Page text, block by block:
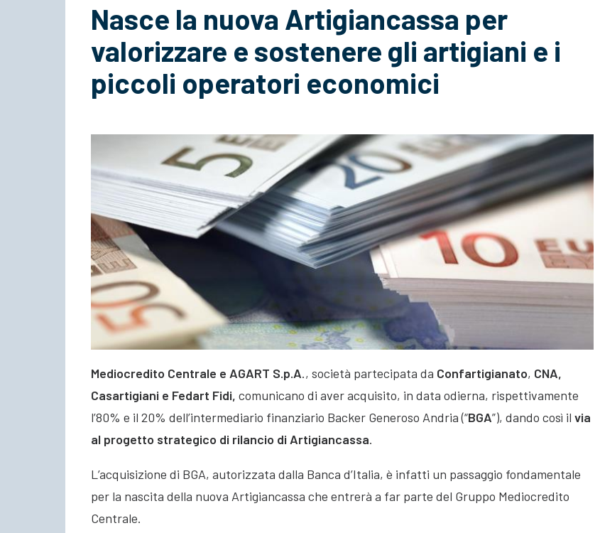
Nasce la nuova Artigiancassa per
valorizzare e sostenere gli artigiani e i
piccoli operatori economici
Mediocredito Centrale e AGART S.p.A., società partecipata da Confartigianato, CNA,
Casartigiani e Fedart Fidi, comunicano di aver acquisito, in data odierna, rispettivamente
l’80% e il 20% dell’intermediario finanziario Backer Generoso Andria (“BGA”), dando così il via
al progetto strategico di rilancio di Artigiancassa.
L’acquisizione di BGA, autorizzata dalla Banca d’Italia, è infatti un passaggio fondamentale
per la nascita della nuova Artigiancassa che entrerà a far parte del Gruppo Mediocredito
Centrale.